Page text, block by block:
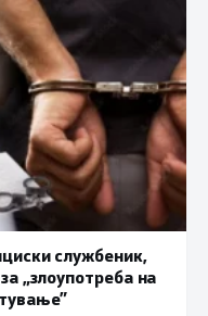
службеник,
„злоупотреба на